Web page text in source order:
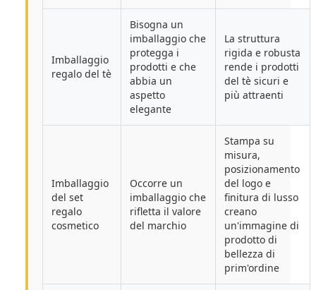
Imballaggio
regalo del tè
Bisogna un
imballaggio che
protegga i
prodotti e che
abbia un
aspetto
elegante
La struttura
rigida e robusta
rende i prodotti
del tè sicuri e
più attraenti
Imballaggio
del set
regalo
cosmetico
Occorre un
imballaggio che
rifletta il valore
del marchio
Stampa su
misura,
posizionamento
del logo e
finitura di lusso
creano
un'immagine di
prodotto di
bellezza di
prim'ordine